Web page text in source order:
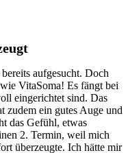
aufgesucht. Doch
VitaSoma! Es fängt bei
eingerichtet sind. Das
zudem ein gutes Auge und
das Gefühl, etwas
2. Termin, weil mich
überzeugte. Ich hätte mir